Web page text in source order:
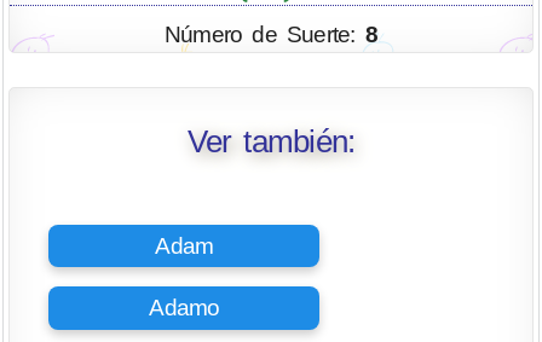
Número de Suerte: 8
Ver también:
Adam
Adamo